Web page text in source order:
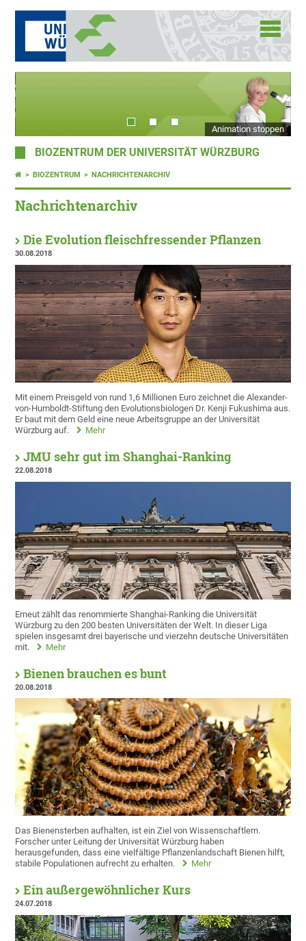
Animation stoppen
BIOZENTRUM DER UNIVERSITÄT WÜRZBURG
BIOZENTRUM NACHRICHTENARCHIV
Nachrichtenarchiv
Die Evolution fleischfressender Pflanzen
30.08.2018
Mit einem Preisgeld von rund 1,6 Millionen Euro zeichnet die Alexander-
von-Humboldt-Stiftung den Evolutionsbiologen Dr. Kenji Fukushima aus.
Er baut mit dem Geld eine neue Arbeitsgruppe an der Universität
Würzburg auf.
Mehr
JMU sehr gut im Shanghai-Ranking
22.08.2018
Erneut zählt das renommierte Shanghai-Ranking die Universität
Würzburg zu den 200 besten Universitäten der Welt. In dieser Liga
spielen insgesamt drei bayerische und vierzehn deutsche Universitäten
mit.
Mehr
Bienen brauchen es bunt
20.08.2018
Das Bienensterben aufhalten, ist ein Ziel von Wissenschaftlern.
Forscher unter Leitung der Universität Würzburg haben
herausgefunden, dass eine vielfältige Pflanzenlandschaft Bienen hilft,
stabile Populationen aufrecht zu erhalten.
Mehr
Ein außergewöhnlicher Kurs
24.07.2018